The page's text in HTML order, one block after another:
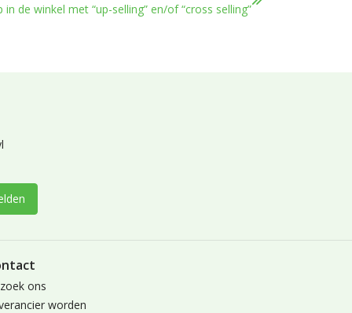
de winkel met “up-selling” en/of “cross selling”
ons
worden